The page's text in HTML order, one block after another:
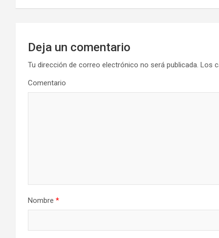
v
Deja un comentario
Tu dirección de correo electrónico no será publicada. Los
Comentario
Nombre *